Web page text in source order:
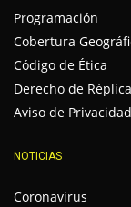
Programación
Cobertura
Código de Ética
Derecho de Réplica
Aviso de Privacidad
NOTICIAS
Coronavirus